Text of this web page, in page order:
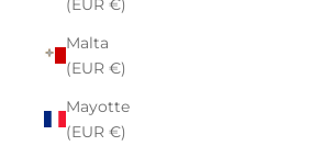
(EUR €)
Malta
(EUR €)
Mayotte
(EUR €)